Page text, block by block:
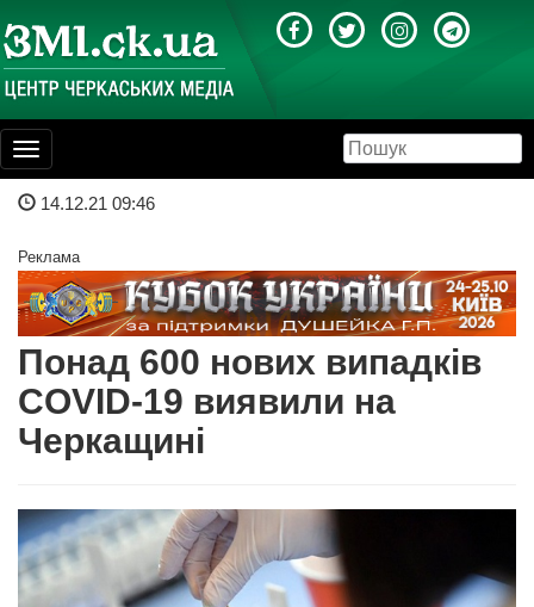
Toggle
navigation
14.12.21 09:46
Реклама
Понад 600 нових випадків
COVID-19 виявили на
Черкащині